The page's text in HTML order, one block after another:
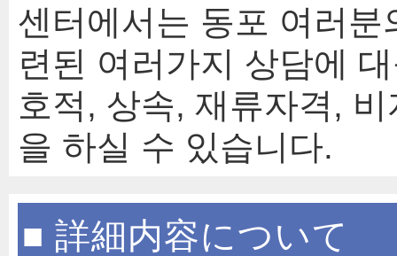
센터에서는 동포 여러
련된 여러가지 상담에
호적, 상속, 재류자격,
을 하실 수 있습니다.
■ 詳細内容について